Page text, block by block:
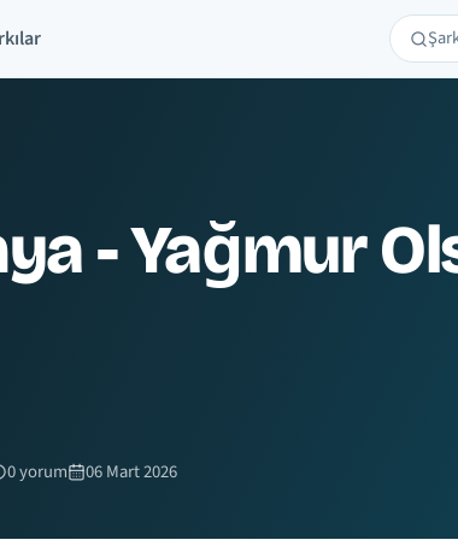
Ara
- Yağmur
0 yorum 06 Mart 2026